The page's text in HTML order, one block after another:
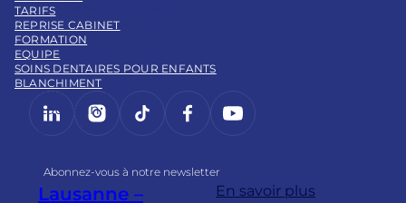
Adresse
Pl.
Chauder
on 16
1003
Lausann
Lu – Ve :
Sa : 8h –
Lausanne –
En savoir plus
TARIFS
REPRISE CABINET
FORMATION
EQUIPE
SOINS DENTAIRES POUR ENFANTS
BLANCHIMENT
LinkedInInstagram
https://www.tiktok.com/
Facebook
YouTube
Abonnez-vous à notre newsletter